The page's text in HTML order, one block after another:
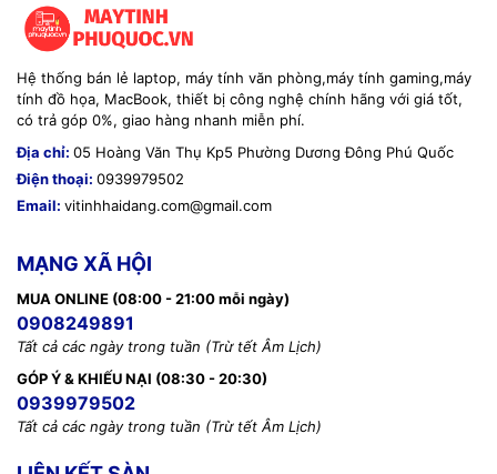
Hệ thống bán lẻ laptop, máy tính văn phòng,máy tính gaming,máy
tính đồ họa, MacBook, thiết bị công nghệ chính hãng với giá tốt,
có trả góp 0%, giao hàng nhanh miễn phí.
Địa chỉ: 05 Hoàng Văn Thụ Kp5 Phường Dương Đông Phú Quốc
Điện thoại: 0939979502
Email: vitinhhaidang.com@gmail.com
MẠNG XÃ HỘI
MUA ONLINE (08:00 - 21:00 mỗi ngày)
0908249891
Tất cả các ngày trong tuần (Trừ tết Âm Lịch)
GÓP Ý & KHIẾU NẠI (08:30 - 20:30)
0939979502
Tất cả các ngày trong tuần (Trừ tết Âm Lịch)